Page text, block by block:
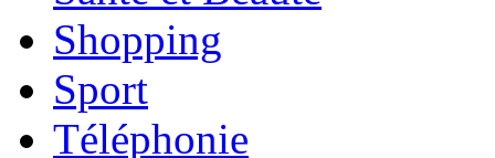
Shopping
Sport
Téléphonie